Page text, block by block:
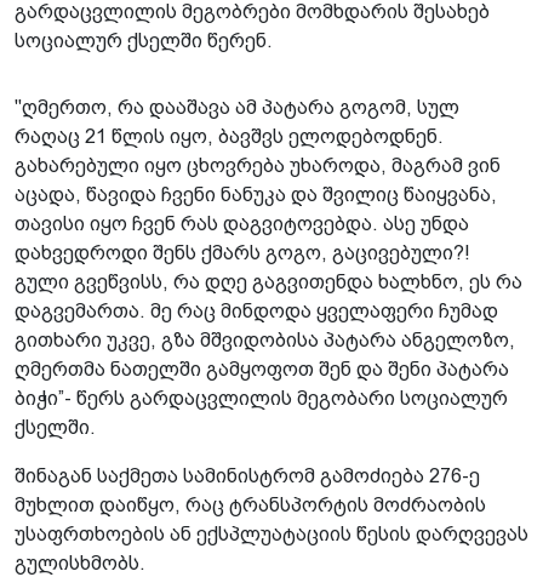
გარდაცვლილის მეგობრები მომხდარის შესახებ
სოციალურ ქსელში წერენ.
"ღმერთო, რა დააშავა ამ პატარა გოგომ, სულ
რაღაც 21 წლის იყო, ბავშვს ელოდებოდნენ.
გახარებული იყო ცხოვრება უხაროდა, მაგრამ ვინ
აცადა, წავიდა ჩვენი ნანუკა და შვილიც წაიყვანა,
თავისი იყო ჩვენ რას დაგვიტოვებდა. ასე უნდა
დახვედროდი შენს ქმარს გოგო, გაცივებული?!
გული გვეწვისს, რა დღე გაგვითენდა ხალხნო, ეს რა
დაგვემართა. მე რაც მინდოდა ყველაფერი ჩუმად
გითხარი უკვე, გზა მშვიდობისა პატარა ანგელოზო,
ღმერთმა ნათელში გამყოფოთ შენ და შენი პატარა
ბიჭი”- წერს გარდაცვლილის მეგობარი სოციალურ
ქსელში.
შინაგან საქმეთა სამინისტრომ გამოძიება 276-ე
მუხლით დაიწყო, რაც ტრანსპორტის მოძრაობის
უსაფრთხოების ან ექსპლუატაციის წესის დარღვევას
გულისხმობს.